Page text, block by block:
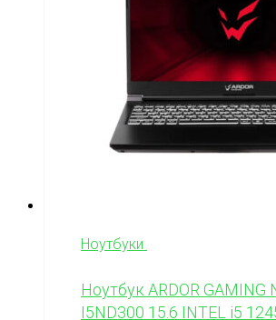
Ноутбуки
Ноутбук ARDOR GAMING
I5ND300 15.6 INTEL i5